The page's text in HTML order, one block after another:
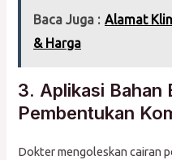
Baca Juga : Alamat
& Harga
3. Aplikasi Bahan
Pembentukan
Dokter mengoleskan cairan